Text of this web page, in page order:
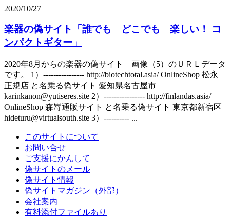
2020/10/27
楽器の偽サイト「誰でも どこでも 楽しい！ コ
ンパクトギター」
2020年8月からの楽器の偽サイト 画像（5）のＵＲＬデータ
です。 1）---------------- http://biotechtotal.asia/ OnlineShop 松永
正規店 と名乗る偽サイト 愛知県名古屋市
karinkanon@yutiseres.site 2）---------------- http://finlandas.asia/
OnlineShop 森嵜通販サイト と名乗る偽サイト 東京都新宿区
hideturu@virtualsouth.site 3）---------- ...
このサイトについて
お問い合せ
ご支援にかんして
偽サイトのメール
偽サイト情報
偽サイトマガジン（外部）
会社案内
有料添付ファイルあり